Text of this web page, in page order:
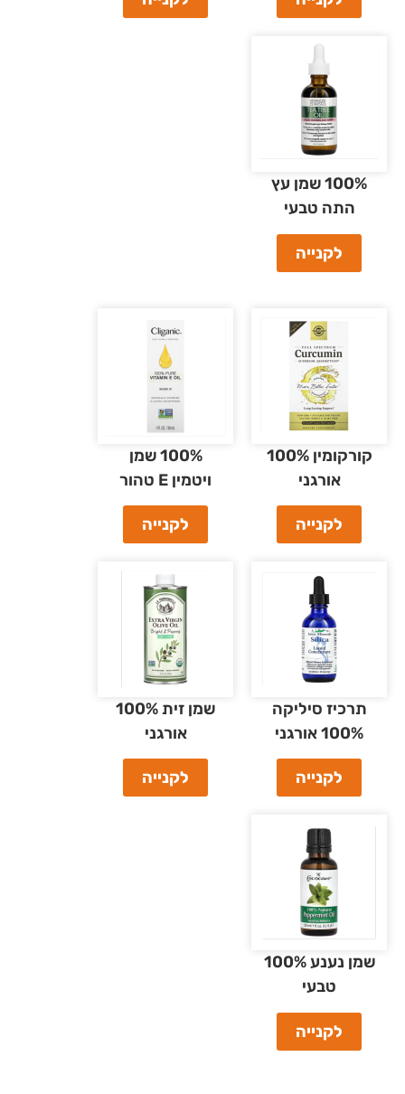
לקנייה
100% שמן עץ
התה טבעי
קורקומין 100%
אורגני
לקנייה לקנייה
100% שמן
ויטמין E טהור
לקנייה
תרכיז סיליקה
100% אורגני
לקנייה
שמן זית 100%
אורגני
לקנייה
שמן נענע 100%
טבעי